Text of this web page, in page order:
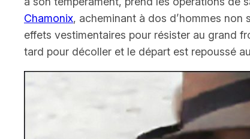
Chamonix, acheminant à dos d’hommes
effets vestimentaires pour résister au grand
tard pour décoller et le départ est repoussé